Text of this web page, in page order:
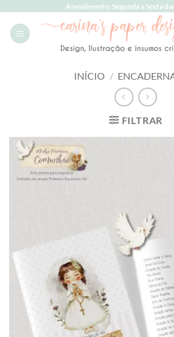
content
Atendimento: Segunda a Sexta
INÍCIO /
FILTRAR